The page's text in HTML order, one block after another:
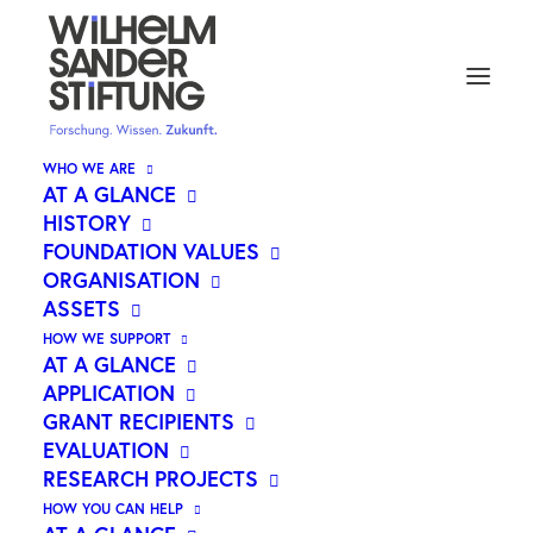
WHO WE ARE
AT A GLANCE
HISTORY
FOUNDATION VALUES
ORGANISATION
ASSETS
HOW WE SUPPORT
AT A GLANCE
APPLICATION
GRANT RECIPIENTS
EVALUATION
RESEARCH PROJECTS
HOW YOU CAN HELP
ZWEI SIGNALWEGE
KOOPERIEREN, UM
GLIOBLASTOMZELLEN
EMPFINDLICHER FÜR DAS
IMMUNSYSTEM ZU MACHEN